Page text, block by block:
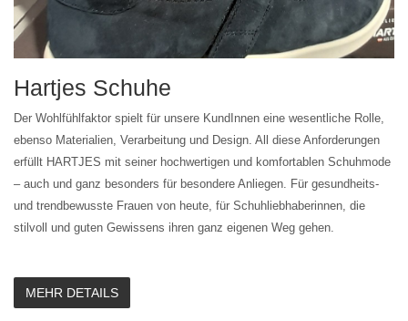
Hartjes Schuhe
Der Wohlfühlfaktor spielt für unsere KundInnen eine wesentliche Rolle,
ebenso Materialien, Verarbeitung und Design. All diese Anforderungen
erfüllt HARTJES mit seiner hochwertigen und komfortablen Schuhmode
– auch und ganz besonders für besondere Anliegen. Für gesundheits-
und trendbewusste Frauen von heute, für Schuhliebhaberinnen, die
stilvoll und guten Gewissens ihren ganz eigenen Weg gehen.
MEHR DETAILS